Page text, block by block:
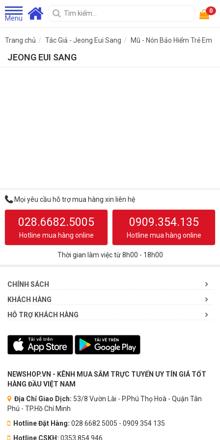
Menu
0
Trang chủ Tác Giả - Jeong Eui Sang Mũ - Nón Bảo Hiểm Trẻ Em
JEONG EUI SANG
Mọi yêu cầu hỗ trợ mua hàng xin liên hệ
028.6682.5005
Hotline mua hàng online
0909.354.135
Hotline mua hàng online
Thời gian làm việc từ 8h00 - 18h00
CHÍNH SÁCH
KHÁCH HÀNG
HỖ TRỢ KHÁCH HÀNG
NEWSHOP.VN - KÊNH MUA SẮM TRỰC TUYẾN UY TÍN GIÁ TỐT
HÀNG ĐẦU VIỆT NAM
Địa Chỉ Giao Dịch: 53/8 Vườn Lài - P.Phú Thọ Hoà - Quận Tân
Phú - TP.Hồ Chí Minh
Hotline Đặt Hàng: 028 6682 5005 - 0909 354 135
Hotline CSKH: 0353.854.946